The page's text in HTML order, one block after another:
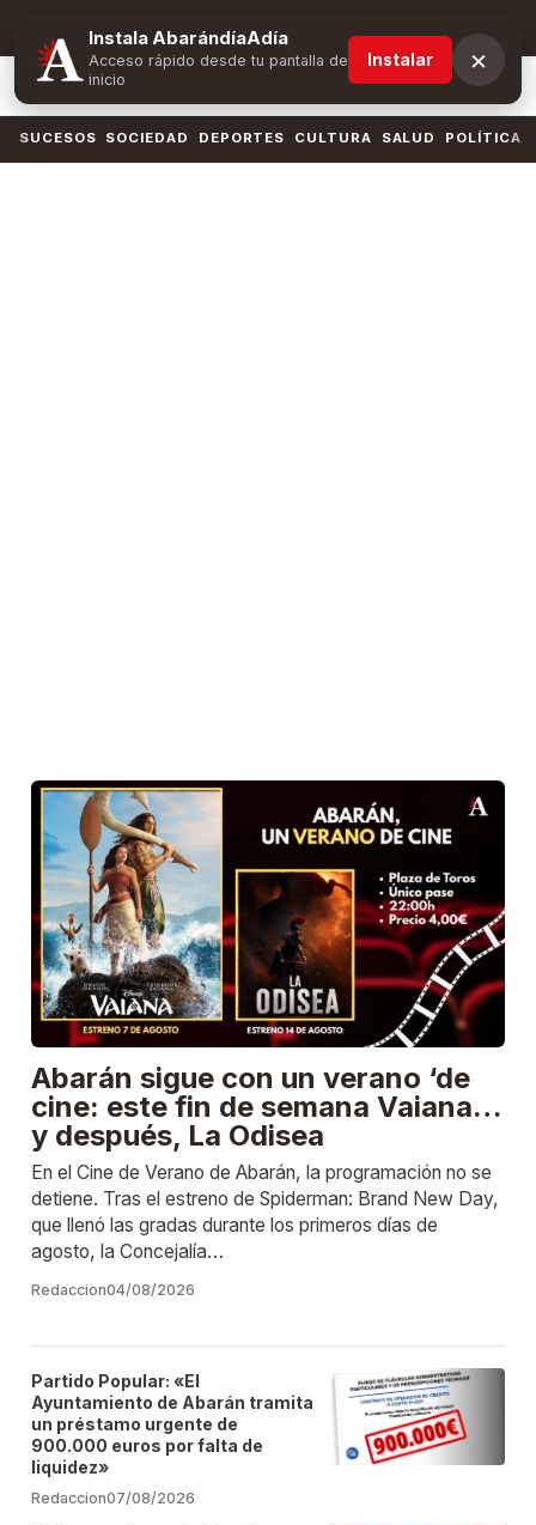
Suscríbete y obtén ventajas exclusivas
SUCESOS SOCIEDAD DEPORTES CULTURA SALUD POLÍTICA
Abarán sigue con un verano ‘de
cine: este fin de semana Vaiana…
y después, La Odisea
En el Cine de Verano de Abarán, la programación no se
detiene. Tras el estreno de Spiderman: Brand New Day,
que llenó las gradas durante los primeros días de
agosto, la Concejalía…
Redaccion04/08/2026
Partido Popular: «El
Ayuntamiento de Abarán tramita
un préstamo urgente de
900.000 euros por falta de
liquidez»
Redaccion07/08/2026
Instala AbarándíaAdía
Acceso rápido desde tu pantalla de
inicio
Instalar ×